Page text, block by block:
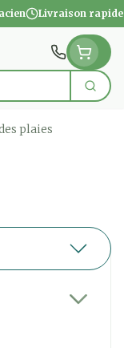
Livraison rapide
plaies